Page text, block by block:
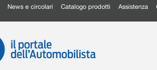
News e circolari Catalogo prodotti Assistenza